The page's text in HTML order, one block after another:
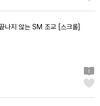
나지 않는 SM 조교 [스크롤]